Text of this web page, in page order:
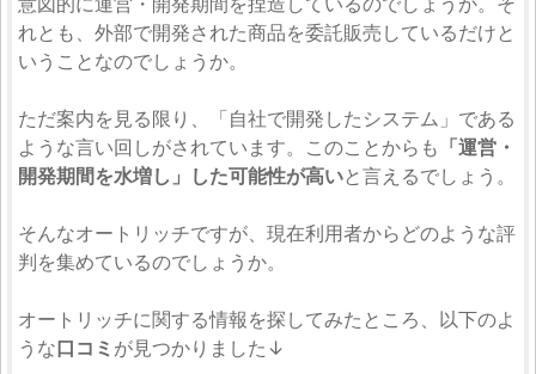
れとも、外部で開発された商品を委託販売しているだけと
いうことなのでしょうか。
ただ案内を見る限り、「自社で開発したシステム」である
ような言い回しがされています。このことからも 「運営・
開発期間を水増し」した可能性が高いと言えるでしょう。
そんなオートリッチですが、現在利用者からどのような評
判を集めているのでしょうか。
オートリッチに関する情報を探してみたところ、以下のよ
うな口コミ が見つかりました↓